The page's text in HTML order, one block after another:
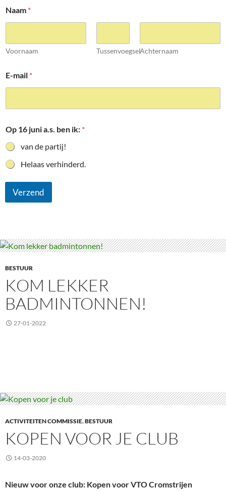
Naam *
Voornaam TussenvoegselAchternaam
E-mail *
Op 16 juni a.s. ben ik: *
van de partij!
Helaas verhinderd.
Verzend
BESTUUR
KOM LEKKER
BADMINTONNEN!
27-01-2022
ACTIVITEITEN COMMISSIE,BESTUUR
KOPEN VOOR JE CLUB
14-03-2020
Nieuw voor onze club: Kopen voor VTO Cromstrijen